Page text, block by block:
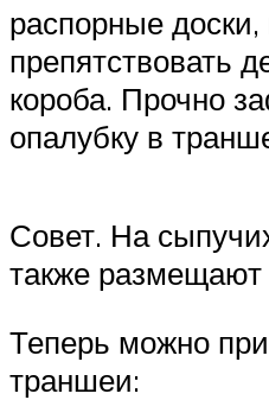
распорные доски,
препятствовать
короба. Прочно
опалубку в
Совет. На
также размещают
Теперь можно
траншеи: